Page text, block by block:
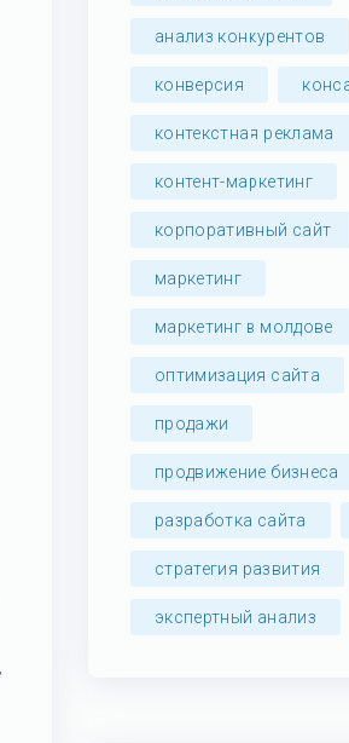
анализ конкурентов
конверсия
контекстная реклама
контент-маркетинг
корпоративный сайт
маркетинг
маркетинг в молдове
оптимизация сайта
продажи
продвижение бизнеса
разработка сайта
стратегия развития
экспертный анализ